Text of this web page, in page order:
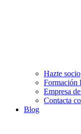
Hazte socio
Formación
Empresa
Contacta
Blog